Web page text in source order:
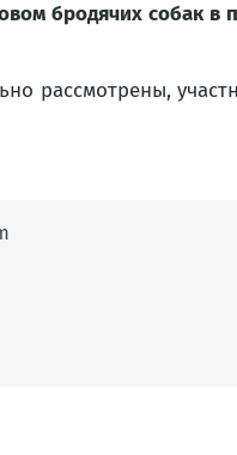
бродячих собак в
рассмотрены,